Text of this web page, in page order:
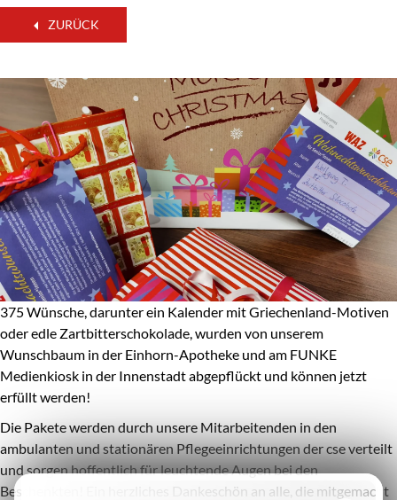
ZURÜCK
375 Wünsche, darunter ein Kalender mit Griechenland-Motiven
oder edle Zartbitterschokolade, wurden von unserem
Wunschbaum in der Einhorn-Apotheke und am FUNKE
Medienkiosk in der Innenstadt abgepflückt und können jetzt
erfüllt werden!
Die Pakete werden durch unsere Mitarbeitenden in den
ambulanten und stationären Pflegeeinrichtungen der cse verteilt
und sorgen hoffentlich für leuchtende Augen bei den
Beschenkten! Ein herzliches Dankeschön an alle, die mitgemacht